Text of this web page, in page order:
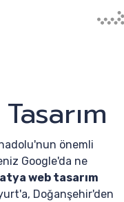
önemli
Google'da ne
web tasarım
Doğanşehir'den